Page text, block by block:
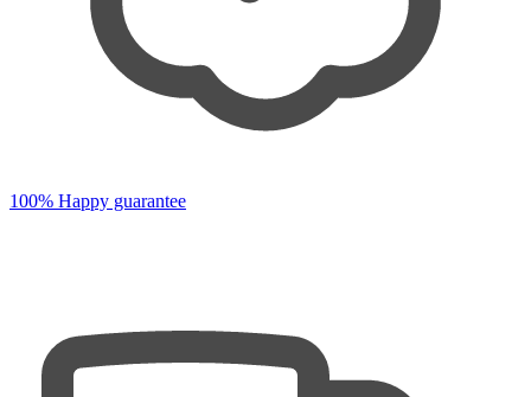
100% Happy guarantee